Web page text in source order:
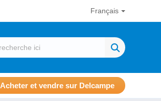
Français
Acheter et vendre sur Delcampe